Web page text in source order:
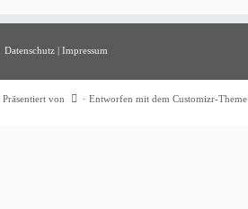
Datenschutz| Impressum
Präsentiert von · Entworfen mit dem Customizr-Theme